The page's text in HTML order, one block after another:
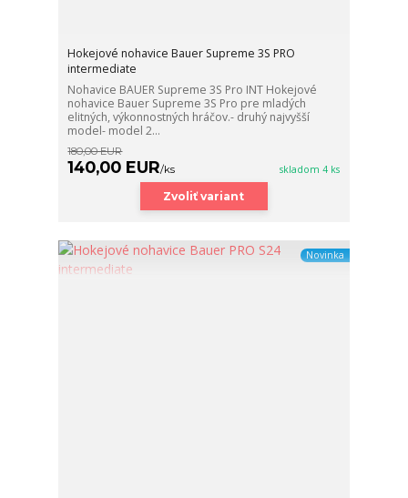
Hokejové nohavice Bauer Supreme 3S PRO
intermediate
Nohavice BAUER Supreme 3S Pro INT Hokejové
nohavice Bauer Supreme 3S Pro pre mladých
elitných, výkonnostných hráčov.- druhý najvyšší
model- model 2...
180,00 EUR
140,00 EUR/ks skladom 4 ks
Zvoliť variant
Novinka